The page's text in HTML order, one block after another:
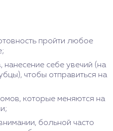
пройти любое
себе увечий (на
чтобы отправиться на
которые меняются на
больной часто